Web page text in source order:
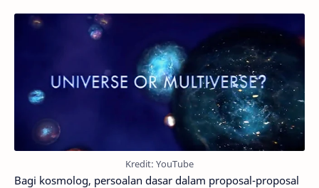
Kredit: YouTube
Bagi kosmolog, persoalan dasar dalam proposal-proposal